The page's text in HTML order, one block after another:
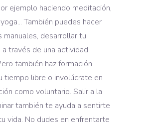
ejemplo haciendo meditación,
También puedes hacer
manuales, desarrollar tu
través de una actividad
también haz formación
tiempo libre o involúcrate en
como voluntario. Salir a la
también te ayuda a sentirte
vida. No dudes en enfrentarte